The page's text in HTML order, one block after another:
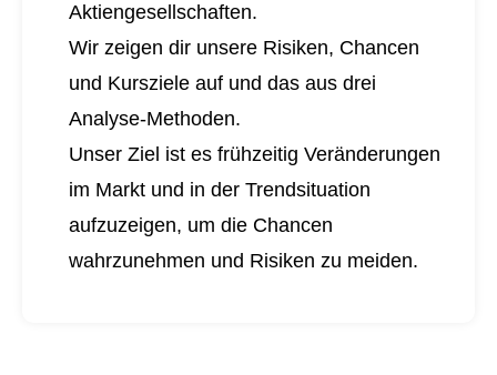
Aktiengesellschaften.
Wir zeigen dir unsere Risiken, Chancen
und Kursziele auf und das aus drei
Analyse-Methoden.
Unser Ziel ist es frühzeitig Veränderungen
im Markt und in der Trendsituation
aufzuzeigen, um die Chancen
wahrzunehmen und Risiken zu meiden.